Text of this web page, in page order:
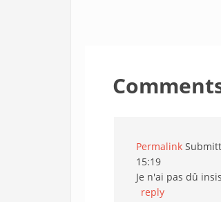
Permalink
15:19
Je n'ai pas dû
reply